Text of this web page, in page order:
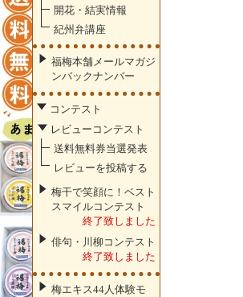
開花・結実情報
紀州弁講座
福梅本舗メールマガジ
ンバックナンバー
コンテスト
レビューコンテスト
送料無料券当選発表
レビューを投稿する
梅干で笑顔に！ベスト
スマイルコンテスト
終了致しました
俳句・川柳コンテスト
終了致しました
梅エキス44人体験モ